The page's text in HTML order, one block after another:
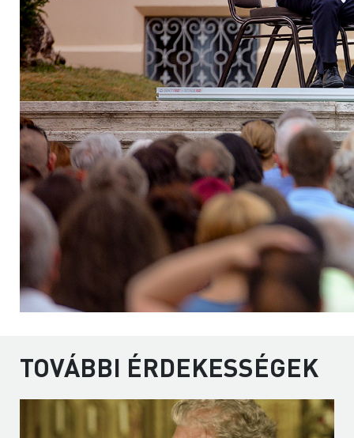
TOVÁBBI ÉRDEKESSÉGEK